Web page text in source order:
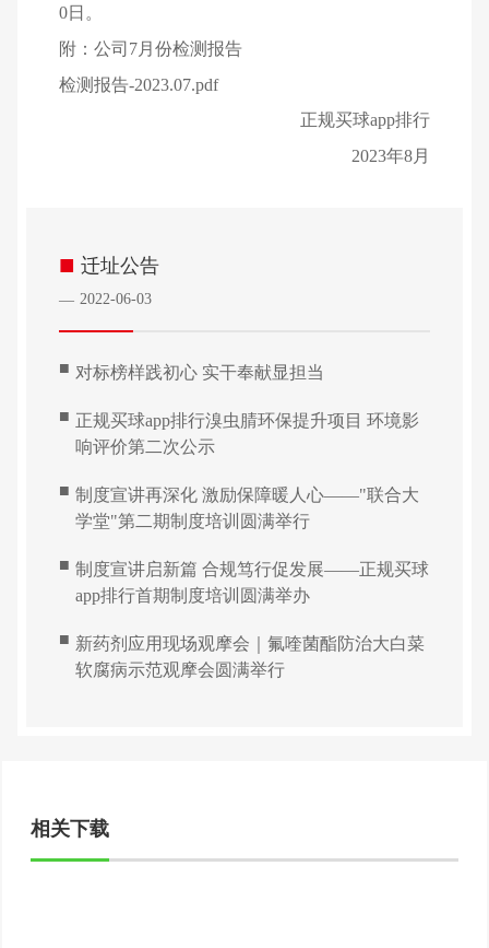
0日。
附：公司7月份检测报告
检测报告-2023.07.pdf
正规买球app排行
2023年8月
■ 迁址公告
— 2022-06-03
■ 对标榜样践初心 实干奉献显担当
■ 正规买球app排行溴虫腈环保提升项目 环境影
响评价第二次公示
■ 制度宣讲再深化 激励保障暖人心——"联合大
学堂"第二期制度培训圆满举行
■ 制度宣讲启新篇 合规笃行促发展——正规买球
app排行首期制度培训圆满举办
■ 新药剂应用现场观摩会｜氟喹菌酯防治大白菜
软腐病示范观摩会圆满举行
相关下载